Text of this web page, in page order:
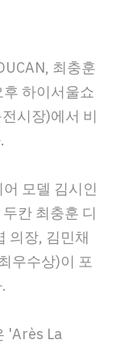
최충훈
하이서울쇼
시장)에서 비
모델 김시인
칸 최충훈 디
의장, 김민채
우수상)이 포
'Arès La